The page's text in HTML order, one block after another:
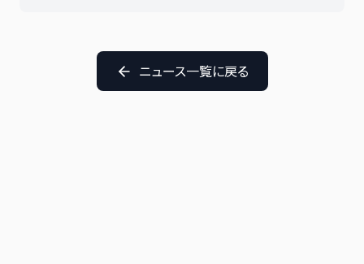
ニュース一覧に戻る